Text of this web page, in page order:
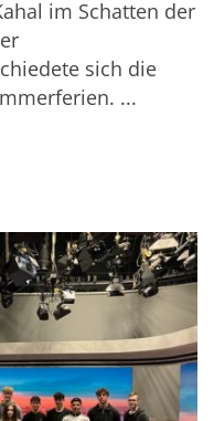
im Schatten der
sich die
...